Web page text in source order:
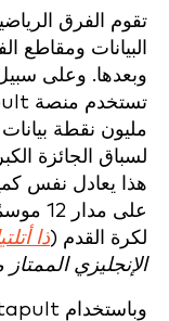
تقوم الفرق
البيانات ومقاطع
مليون نقطة
لسباق الجائزة
هذا يعادل نفس
على
لكرة القدم (ذا
الإنجليزي الممتاز